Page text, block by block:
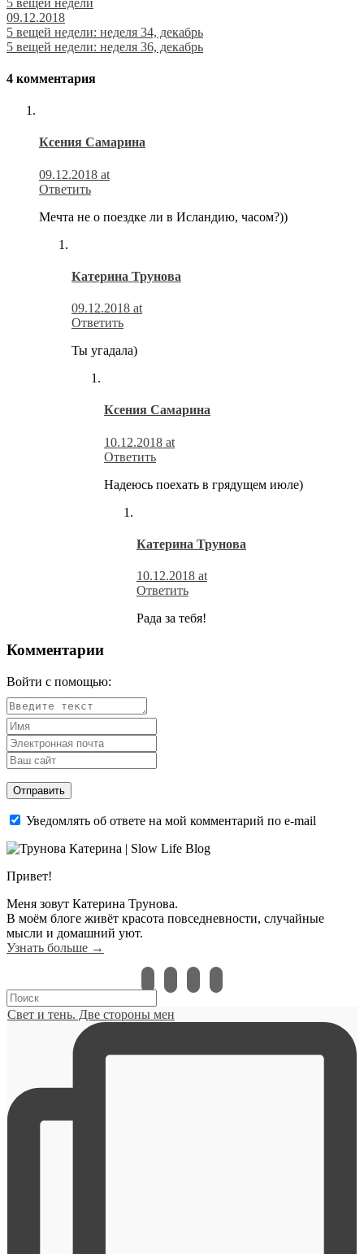
09.12.2018
Навигация
по
записям
5 вещей недели: неделя 34, декабрь
5 вещей недели: неделя 36, декабрь
4 комментария
Ксения Самарина
09.12.2018 at
Ответить
Мечта не о поездке ли в Исландию, часом?))
Катерина Трунова
09.12.2018 at
Ответить
Ты угадала)
Ксения Самарина
10.12.2018 at
Ответить
Надеюсь поехать в грядущем июле)
Катерина Трунова
10.12.2018 at
Ответить
Рада за тебя!
Комментарии
Войти с помощью:
Уведомлять об ответе на мой комментарий по e-mail
Привет!
Меня зовут Катерина Трунова.
В моём блоге живёт красота повседневности, случайные
мысли и домашний уют.
Узнать больше →
Свет и тень. Две стороны мен